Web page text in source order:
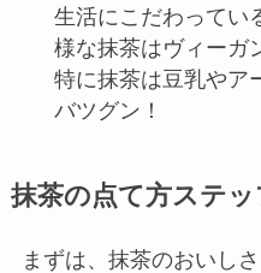
生活にこだわってい
様な抹茶はヴィーガ
特に抹茶は豆乳やア
バツグン！
抹茶の点て方ステッ
まずは、抹茶のおいし